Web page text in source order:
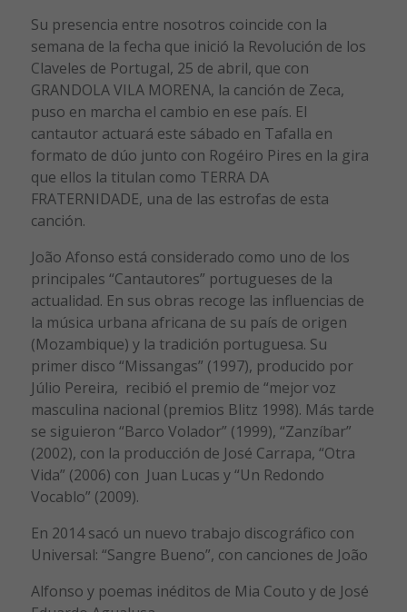
Su presencia entre nosotros coincide con la
semana de la fecha que inició la Revolución de los
Claveles de Portugal, 25 de abril, que con
GRANDOLA VILA MORENA, la canción de Zeca,
puso en marcha el cambio en ese país. El
cantautor actuará este sábado en Tafalla en
formato de dúo junto con Rogéiro Pires en la gira
que ellos la titulan como TERRA DA
FRATERNIDADE, una de las estrofas de esta
canción.
João Afonso está considerado como uno de los
principales “Cantautores” portugueses de la
actualidad. En sus obras recoge las influencias de
la música urbana africana de su país de origen
(Mozambique) y la tradición portuguesa. Su
primer disco “Missangas” (1997), producido por
Júlio Pereira, recibió el premio de “mejor voz
masculina nacional (premios Blitz 1998). Más tarde
se siguieron “Barco Volador” (1999), “Zanzíbar”
(2002), con la producción de José Carrapa, “Otra
Vida” (2006) con Juan Lucas y “Un Redondo
Vocablo” (2009).
En 2014 sacó un nuevo trabajo discográfico con
Universal: “Sangre Bueno”, con canciones de João
Alfonso y poemas inéditos de Mia Couto y de José